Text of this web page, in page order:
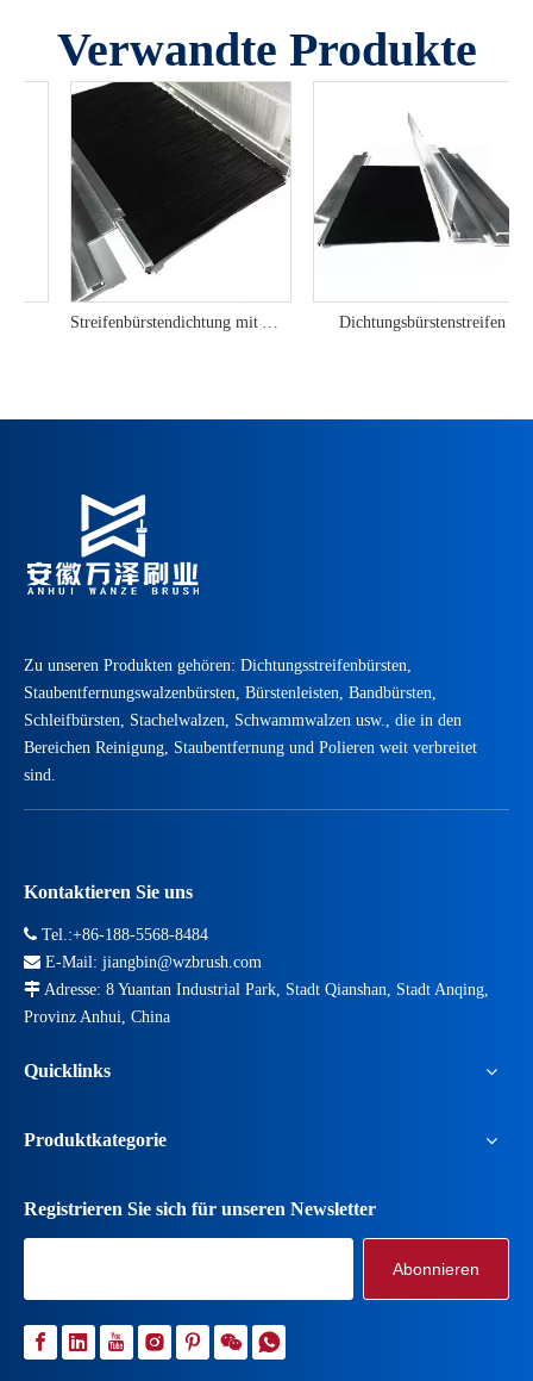
Verwandte Produkte
Streifenbürstendichtung mit Aluminiumprofil Dichtungsbürstenstreifen
Zu unseren Produkten gehören: Dichtungsstreifenbürsten,
Staubentfernungswalzenbürsten, Bürstenleisten, Bandbürsten,
Schleifbürsten, Stachelwalzen, Schwammwalzen usw., die in den
Bereichen Reinigung, Staubentfernung und Polieren weit verbreitet
sind.
Kontaktieren Sie uns
 Tel.:+86-188-5568-8484
 E-Mail: jiangbin@wzbrush.com
 Adresse: 8 Yuantan Industrial Park, Stadt Qianshan, Stadt Anqing,
Provinz Anhui, China
Quicklinks
Produktkategorie
Registrieren Sie sich für unseren Newsletter
Abonnieren